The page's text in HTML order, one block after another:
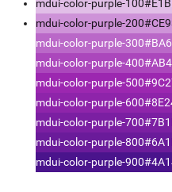
mdui-color-purple-100
mdui-color-purple-200
mdui-color-purple-300
mdui-color-purple-400
mdui-color-purple-500
mdui-color-purple-600
mdui-color-purple-700
mdui-color-purple-800
mdui-color-purple-900